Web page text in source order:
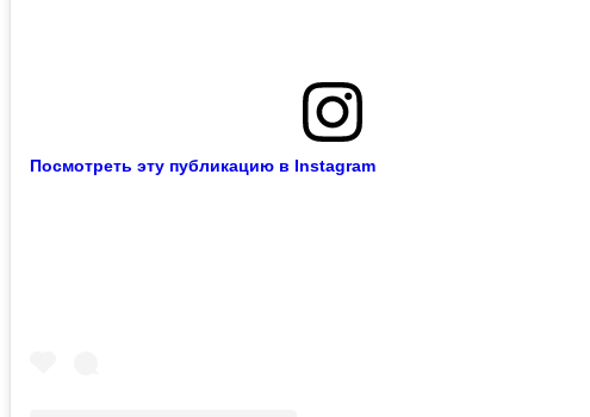
Посмотреть эту публикацию в Instagram